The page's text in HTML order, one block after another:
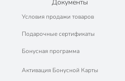
Документы
Условия продажи товаров
Подарочные сертификаты
Бонусная программа
Активация Бонусной Карты